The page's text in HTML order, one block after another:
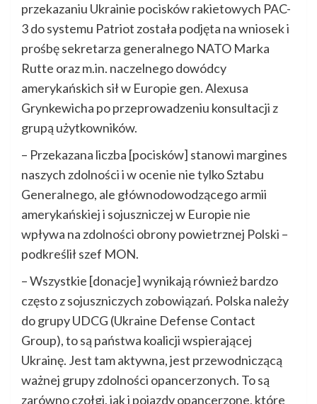
przekazaniu Ukrainie pocisków rakietowych PAC-
3 do systemu Patriot została podjęta na wniosek i
prośbę sekretarza generalnego NATO Marka
Rutte oraz m.in. naczelnego dowódcy
amerykańskich sił w Europie gen. Alexusa
Grynkewicha po przeprowadzeniu konsultacji z
grupą użytkowników.
– Przekazana liczba [pocisków] stanowi margines
naszych zdolności i w ocenie nie tylko Sztabu
Generalnego, ale głównodowodzącego armii
amerykańskiej i sojuszniczej w Europie nie
wpływa na zdolności obrony powietrznej Polski –
podkreślił szef MON.
– Wszystkie [donacje] wynikają również bardzo
często z sojuszniczych zobowiązań. Polska należy
do grupy UDCG (Ukraine Defense Contact
Group), to są państwa koalicji wspierającej
Ukrainę. Jest tam aktywna, jest przewodniczącą
ważnej grupy zdolności opancerzonych. To są
zarówno czołgi, jak i pojazdy opancerzone, które